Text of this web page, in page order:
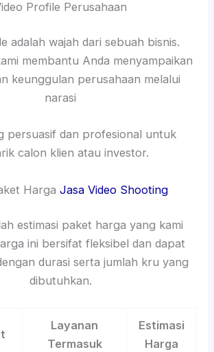
Profile Perusahaan
adalah wajah dari sebuah bisnis.
membantu Anda menyampaikan
keunggulan perusahaan melalui
narasi
persuasif dan profesional untuk
calon klien atau investor.
Harga Jasa Video Shooting
estimasi paket harga yang kami
ini bersifat fleksibel dan dapat
durasi serta jumlah kru yang
dibutuhkan.
Layanan
Termasuk
Estimasi
Harga